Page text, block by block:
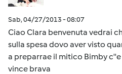
Sab, 04/27/2013 - 08:07
Ciao Clara benvenuta vedrai
sulla spesa dovo aver visto
a preparrae il mitico Bimby
vince brava